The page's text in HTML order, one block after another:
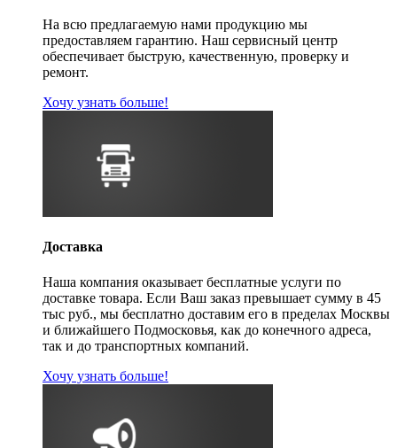
На всю предлагаемую нами продукцию мы
предоставляем гарантию. Наш сервисный центр
обеспечивает быструю, качественную, проверку и
ремонт.
Хочу узнать больше!
Доставка
Наша компания оказывает бесплатные услуги по
доставке товара. Если Ваш заказ превышает сумму в 45
тыс руб., мы бесплатно доставим его в пределах Москвы
и ближайшего Подмосковья, как до конечного адреса,
так и до транспортных компаний.
Хочу узнать больше!